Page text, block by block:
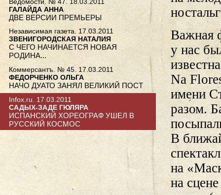
Важная
у нас
Na
имени
разом.
В
на
на
ГАЛАЙДА АННА
ДВЕ ВЕРСИИ ПРЕМЬЕРЫ
Независимая газета. 17.03.2011
ЗВЕНИГОРОДСКАЯ НАТАЛИЯ
С ЧЕГО НАЧИНАЕТСЯ НОВАЯ
РОДИНА...
Коммерсантъ. № 45. 17.03.2011
ФЕДОРЧЕНКО ОЛЬГА
НАЧО ДУАТО ЗАНЯЛ ВЕЛИКИЙ ПОСТ
Infox.ru. 17.03.2011
САДЫХ-ЗАДЕ ГЮЛЯРА
ИСПАНСКИЙ ХОРЕОГРАФ УШЕЛ В
РУССКИЙ КОСМОС